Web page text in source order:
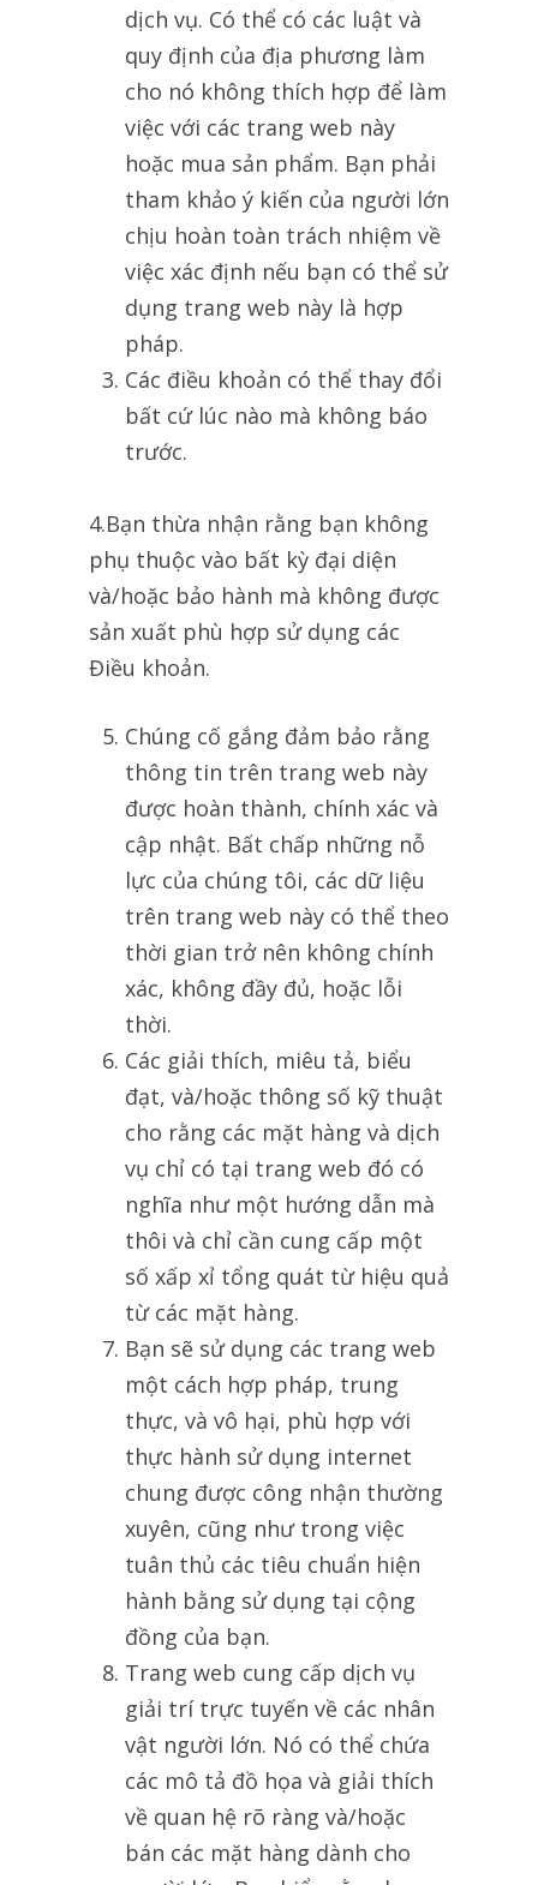
dịch vụ. Có thể có các luật và
quy định của địa phương làm
cho nó không thích hợp để làm
việc với các trang web này
hoặc mua sản phẩm. Bạn phải
tham khảo ý kiến của người lớn
chịu hoàn toàn trách nhiệm về
việc xác định nếu bạn có thể sử
dụng trang web này là hợp
pháp.
Các điều khoản có thể thay đổi
bất cứ lúc nào mà không báo
trước.
4.Bạn thừa nhận rằng bạn không
phụ thuộc vào bất kỳ đại diện
và/hoặc bảo hành mà không được
sản xuất phù hợp sử dụng các
Điều khoản.
Chúng cố gắng đảm bảo rằng
thông tin trên trang web này
được hoàn thành, chính xác và
cập nhật. Bất chấp những nỗ
lực của chúng tôi, các dữ liệu
trên trang web này có thể theo
thời gian trở nên không chính
xác, không đầy đủ, hoặc lỗi
thời.
Các giải thích, miêu tả, biểu
đạt, và/hoặc thông số kỹ thuật
cho rằng các mặt hàng và dịch
vụ chỉ có tại trang web đó có
nghĩa như một hướng dẫn mà
thôi và chỉ cần cung cấp một
số xấp xỉ tổng quát từ hiệu quả
từ các mặt hàng.
Bạn sẽ sử dụng các trang web
một cách hợp pháp, trung
thực, và vô hại, phù hợp với
thực hành sử dụng internet
chung được công nhận thường
xuyên, cũng như trong việc
tuân thủ các tiêu chuẩn hiện
hành bằng sử dụng tại cộng
đồng của bạn.
Trang web cung cấp dịch vụ
giải trí trực tuyến về các nhân
vật người lớn. Nó có thể chứa
các mô tả đồ họa và giải thích
về quan hệ rõ ràng và/hoặc
bán các mặt hàng dành cho